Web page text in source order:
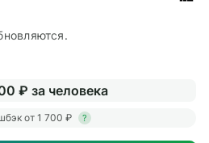
₽ за человека
от 1 700 ₽ ?